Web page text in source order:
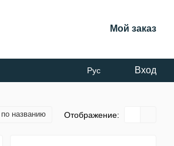
Мой заказ
Рус Вход
по названию Отображение: